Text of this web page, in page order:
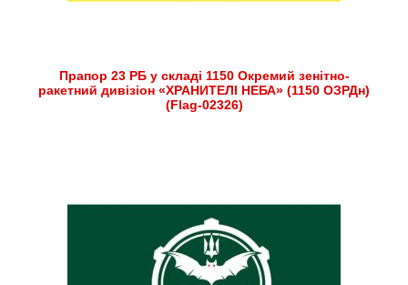
Прапор 23 РБ у складі 1150 Окремий зенітно-
ракетний дивізіон «ХРАНИТЕЛІ НЕБА» (1150 ОЗРДн)
(Flag-02326)